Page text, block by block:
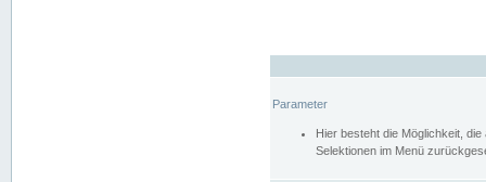
Parameter
Hier besteht die Möglichkeit,
Selektionen im Menü